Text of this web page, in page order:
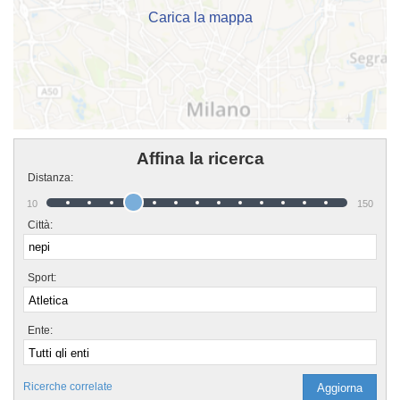
Carica la mappa
Affina la ricerca
Distanza:
10 150
Città:
Sport:
Ente:
Ricerche correlate